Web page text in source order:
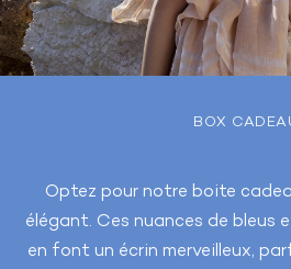
BOX
Optez pour notre boite
élégant. Ces nuances de bleus
en font un écrin merveilleux,